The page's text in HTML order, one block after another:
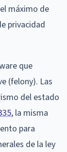
máximo de
privacidad
que
(felony). Las
del estado
, la misma
para
de la ley